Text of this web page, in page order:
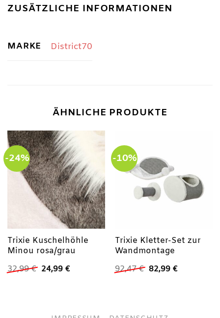
ZUSÄTZLICHE INFORMATIONEN
MARKE District70
ÄHNLICHE PRODUKTE
-24%
Trixie Kuschelhöhle
Minou rosa/grau
32,99€ Ursprünglicher
24,99 €Aktueller
-10%
Trixie Kletter-Set zur
Wandmontage
92,47€ Ursprünglicher
82,99 €Aktueller